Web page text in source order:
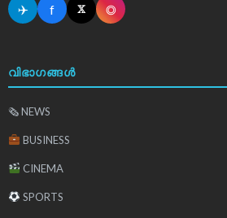
✈ f 𝕏 ◎
വിഭാഗങ്ങൾ
🗞 NEWS
BUSINESS
CINEMA
SPORTS